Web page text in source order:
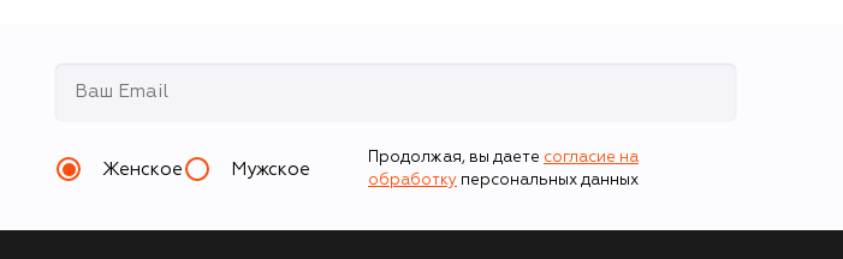
Женское Мужское
Продолжая, вы даете согласие на
обработку персональных данных